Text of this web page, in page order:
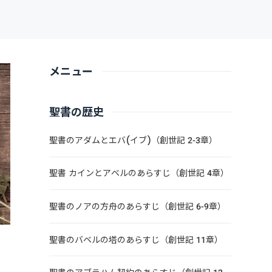
メニュー
聖書の歴史
聖書のアダムとエバ(イブ)（創世記 2-3章）
聖書 カインとアベルのあらすじ（創世記 4章）
聖書のノアの方舟のあらすじ（創世記 6-9章）
聖書のバベルの塔のあらすじ（創世記 11章）